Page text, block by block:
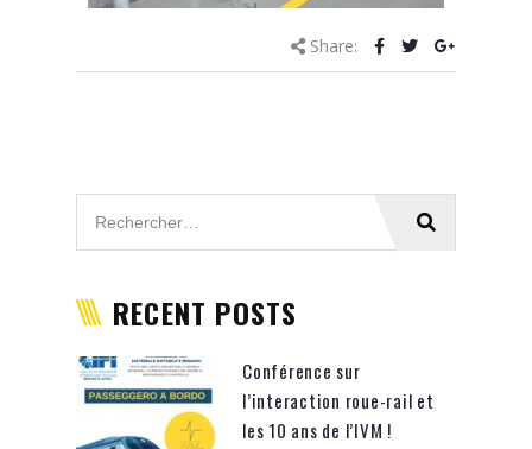
Share:
RECENT POSTS
Conférence sur
l’interaction roue-rail et
les 10 ans de l’IVM !